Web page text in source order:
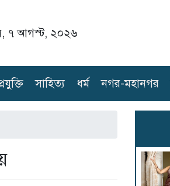
৭ আগস্ট, ২০২৬
সাহিত্য ধর্ম নগর-মহানগর